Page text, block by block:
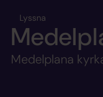
Lyssna
Medelplana